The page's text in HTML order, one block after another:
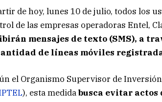
de hoy, lunes 10 de julio, todos los
de las empresas operadoras Entel,
mensajes de texto (SMS), a
de líneas móviles
el Organismo Supervisor de
), esta medidabusca evitar actos